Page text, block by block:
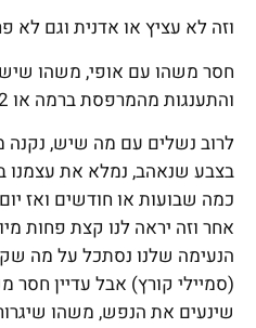
וזה לא עציץ או אדנית וגם לא
חסר משהו עם אופי, משהו
והתענגות מהמרפסת ברמה או 2 מעל החוויה כרגע…
לרוב נשלים עם מה שיש, נקנה
בצבע שנאהב, נמלא את עצמנו
כמה שבועות או חודשים ואז
אחר וזה יראה לנו קצת פחות
הנעימה שלנו נסתכל על מה
(סמיילי קורץ) אבל עדיין
שינעים את הנפש, משהו שיגרור